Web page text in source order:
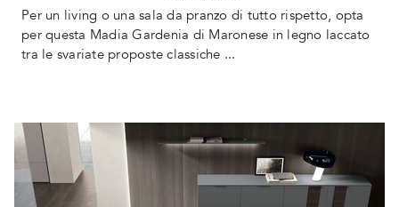
Per un living o una sala da pranzo di tutto rispetto, opta
per questa Madia Gardenia di Maronese in legno laccato
tra le svariate proposte classiche ...